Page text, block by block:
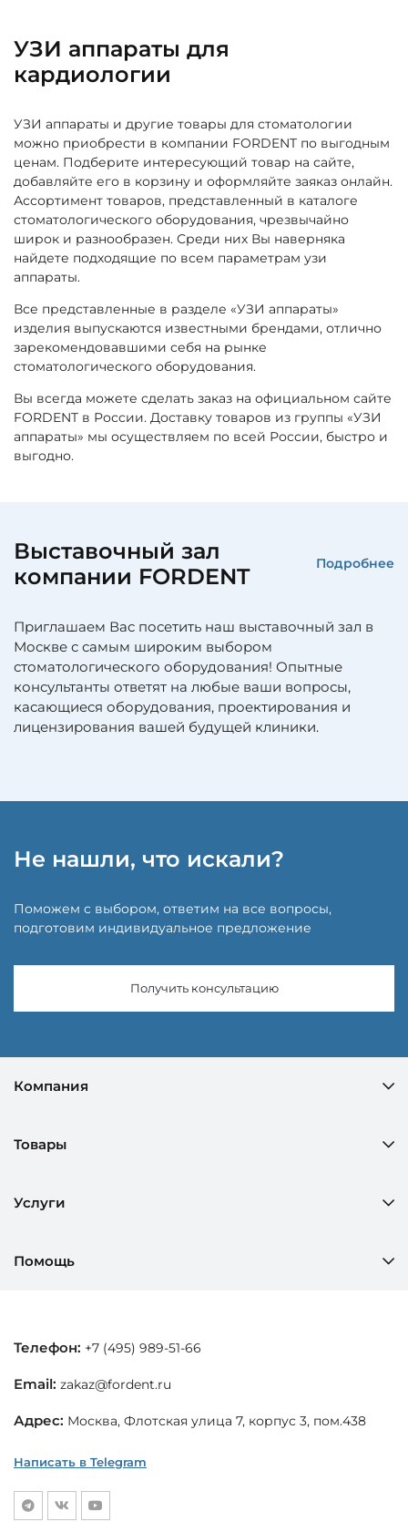
УЗИ аппараты для
кардиологии
УЗИ аппараты и другие товары для стоматологии
можно приобрести в компании FORDENT по выгодным
ценам. Подберите интересующий товар на сайте,
добавляйте его в корзину и оформляйте заяказ онлайн.
Ассортимент товаров, представленный в каталоге
стоматологического оборудования, чрезвычайно
широк и разнообразен. Среди них Вы наверняка
найдете подходящие по всем параметрам узи
аппараты.
Все представленные в разделе «УЗИ аппараты»
изделия выпускаются известными брендами, отлично
зарекомендовавшими себя на рынке
стоматологического оборудования.
Вы всегда можете сделать заказ на официальном сайте
FORDENT в России. Доставку товаров из группы «УЗИ
аппараты» мы осуществляем по всей России, быстро и
выгодно.
Выставочный зал
компании FORDENT
Подробнее
Приглашаем Вас посетить наш выставочный зал в
Москве с самым широким выбором
стоматологического оборудования! Опытные
консультанты ответят на любые ваши вопросы,
касающиеся оборудования, проектирования и
лицензирования вашей будущей клиники.
Не нашли, что искали?
Поможем с выбором, ответим на все вопросы,
подготовим индивидуальное предложение
Получить консультацию
Компания
Товары
Услуги
Помощь
Телефон: +7 (495) 989-51-66
Email: zakaz@fordent.ru
Адрес: Москва, Флотская улица 7, корпус 3, пом.438
Написать в Telegram